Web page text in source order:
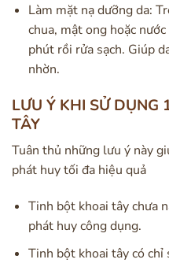
Làm mặt nạ dưỡng da:
chua, mật ong hoặc
phút rồi rửa sạch. Giúp
nhờn.
LƯU Ý KHI SỬ DỤNG
TÂY
Tuân thủ những lưu ý này
phát huy tối đa hiệu quả
Tinh bột khoai tây chưa
phát huy công dụng.
Tinh bột khoai tây có